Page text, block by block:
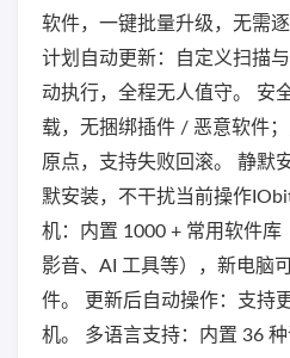
软件，一键批量升级，无需
计划自动更新：自定义扫描
动执行，全程无人值守。 安
载，无捆绑插件 / 恶意软件
原点，支持失败回滚。 静默
默安装，不干扰当前操作
机：内置 1000 + 常用软件库
影音、AI 工具等），新电脑
件。 更新后自动操作：支持
机。 多语言支持：内置 36